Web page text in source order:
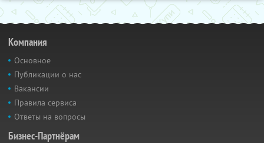
Компания
Основное
Публикации о нас
Вакансии
Правила сервиса
Ответы на вопросы
Бизнес-Партнёрам